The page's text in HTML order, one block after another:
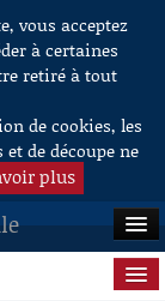
vous acceptez
à certaines
retiré à tout
de cookies, les
de découpe ne
plus